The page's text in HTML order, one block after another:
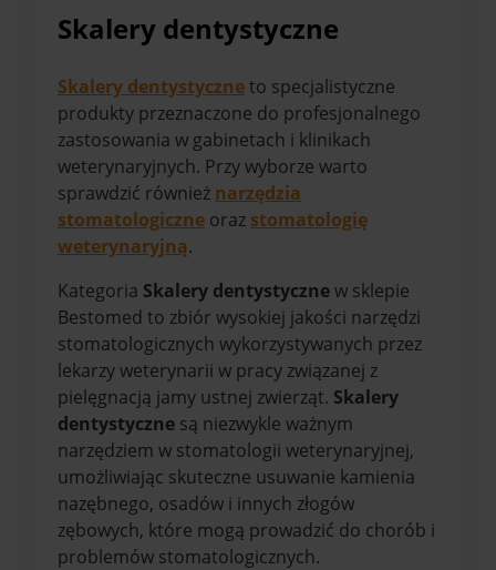
Skalery dentystyczne
Skalery dentystyczneto specjalistyczne
produkty przeznaczone do profesjonalnego
zastosowania w gabinetach i klinikach
weterynaryjnych. Przy wyborze warto
sprawdzić również narzędzia
stomatologiczne oraz stomatologię
weterynaryjną.
Kategoria Skalery dentystycznew sklepie
Bestomed to zbiór wysokiej jakości narzędzi
stomatologicznych wykorzystywanych przez
lekarzy weterynarii w pracy związanej z
pielęgnacją jamy ustnej zwierząt. Skalery
dentystyczne są niezwykle ważnym
narzędziem w stomatologii weterynaryjnej,
umożliwiając skuteczne usuwanie kamienia
nazębnego, osadów i innych złogów
zębowych, które mogą prowadzić do chorób i
problemów stomatologicznych.